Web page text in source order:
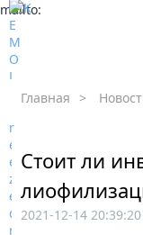
mailto:
Главная >
Стоит ли
2021-12-14 20:39:20